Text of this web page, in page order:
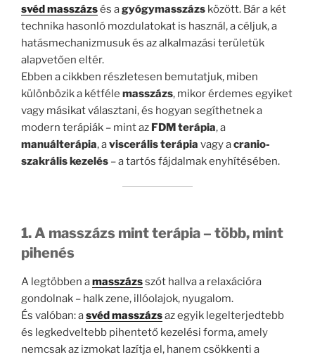
svéd masszázsés agyógymasszázs között. Bár a két
technika hasonló mozdulatokat is használ, a céljuk, a
hatásmechanizmusuk és az alkalmazási területük
alapvetően eltér.
Ebben a cikkben részletesen bemutatjuk, miben
különbözik a kétféle masszázs, mikor érdemes egyiket
vagy másikat választani, és hogyan segíthetnek a
modern terápiák – mint az FDM terápia, a
manuálterápia, aviscerális terápia vagy acranio-
szakrális kezelés – a tartós fájdalmak enyhítésében.
1. A masszázs mint terápia – több, mint
pihenés
A legtöbben amasszázsszót hallva a relaxációra
gondolnak – halk zene, illóolajok, nyugalom.
És valóban: asvéd masszázsaz egyik legelterjedtebb
és legkedveltebb pihentető kezelési forma, amely
nemcsak az izmokat lazítja el, hanem csökkenti a